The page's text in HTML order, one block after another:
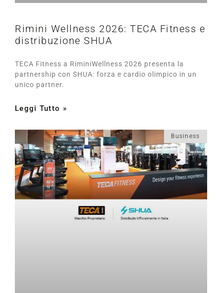
Rimini Wellness 2026: TECA Fitness e
distribuzione SHUA
TECA Fitness a RiminiWellness 2026 presenta la
partnership con SHUA: forza e cardio olimpico in un
unico partner.
Leggi Tutto »
Business